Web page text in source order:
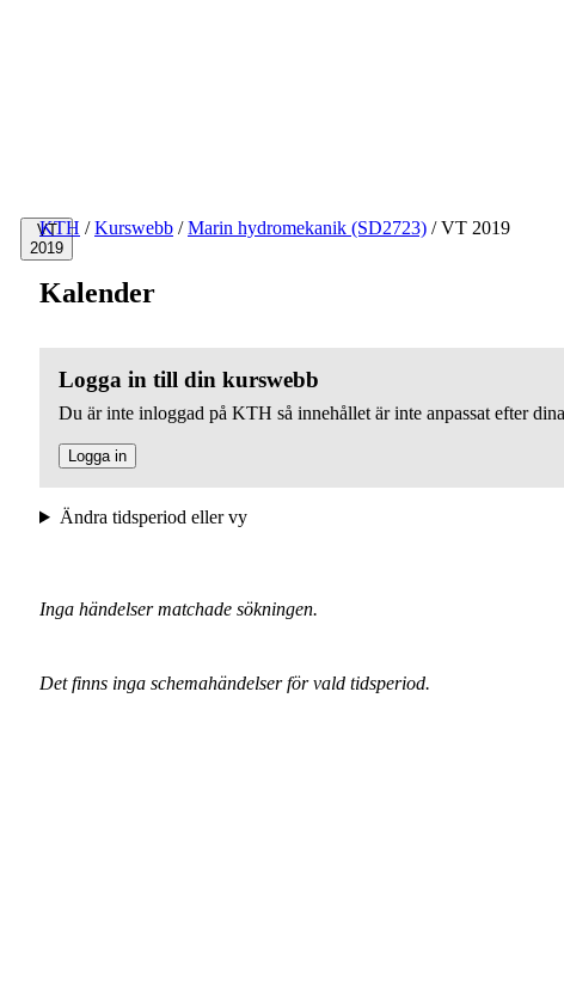
VT
2019
KTH / Kurswebb / Marin hydromekanik (SD2723) /VT 2019
Kalender
Logga in till din kurswebb
Du är inte inloggad på KTH så innehållet är inte anpassat efter
Logga in
Ändra tidsperiod eller vy
Inga händelser matchade sökningen.
Det finns inga schemahändelser för vald tidsperiod.